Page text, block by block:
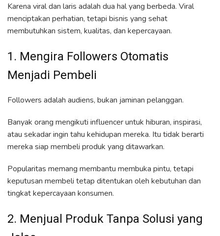
Karena viral dan laris adalah dua hal yang berbeda. Viral
menciptakan perhatian, tetapi bisnis yang sehat
membutuhkan sistem, kualitas, dan kepercayaan.
1. Mengira Followers Otomatis
Menjadi Pembeli
Followers adalah audiens, bukan jaminan pelanggan.
Banyak orang mengikuti influencer untuk hiburan, inspirasi,
atau sekadar ingin tahu kehidupan mereka. Itu tidak berarti
mereka siap membeli produk yang ditawarkan.
Popularitas memang membantu membuka pintu, tetapi
keputusan membeli tetap ditentukan oleh kebutuhan dan
tingkat kepercayaan konsumen.
2. Menjual Produk Tanpa Solusi yang